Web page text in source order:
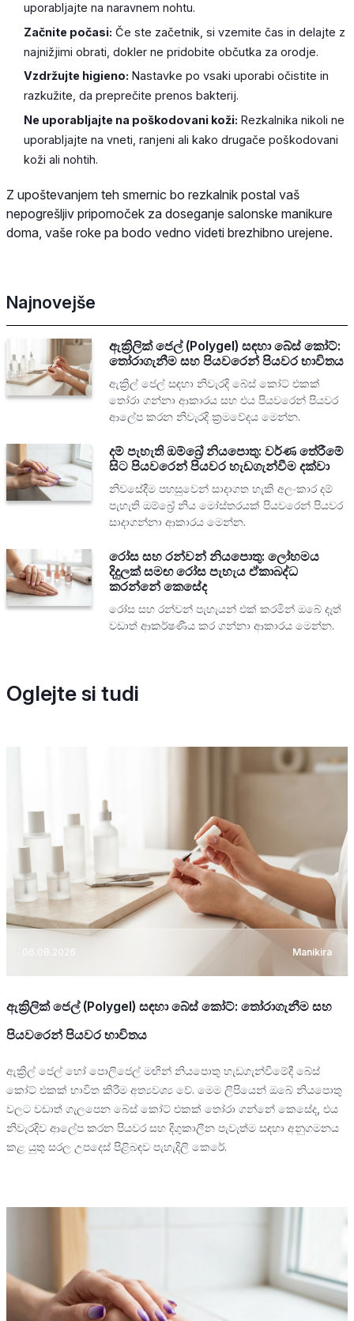
uporabljajte na naravnem nohtu.
Začnite počasi: Če ste začetnik, si vzemite čas in delajte z
najnižjimi obrati, dokler ne pridobite občutka za orodje.
Vzdržujte higieno: Nastavke po vsaki uporabi očistite in
razkužite, da preprečite prenos bakterij.
Ne uporabljajte na poškodovani koži: Rezkalnika nikoli ne
uporabljajte na vneti, ranjeni ali kako drugače poškodovani
koži ali nohtih.
Z upoštevanjem teh smernic bo rezkalnik postal vaš
nepogrešljiv pripomoček za doseganje salonske manikure
doma, vaše roke pa bodo vedno videti brezhibno urejene.
Najnovejše
ඇක්‍රිලික් ජෙල් (Polygel) සඳහා බේස් කෝට්:
තෝරාගැනීම සහ පියවරෙන් පියවර භාවිතය
ඇක්‍රිල් ජෙල් සඳහා නිවැරදි බේස් කෝට් එකක්
තෝරා ගන්නා ආකාරය සහ එය පියවරෙන් පියවර
ආලේප කරන නිවැරදි ක්‍රමවේදය මෙන්න.
දම් පැහැති ඔම්බ්‍රේ නියපොතු: වර්ණ තේරීමේ
සිට පියවරෙන් පියවර හැඩගැන්වීම දක්වා
නිවසේදීම පහසුවෙන් සාදාගත හැකි අලංකාර දම්
පැහැති ඔම්බ්‍රේ නිය මෝස්තරයක් පියවරෙන් පියවර
සාදාගන්නා ආකාරය මෙන්න.
රෝස සහ රන්වන් නියපොතු: ලෝහමය
දිදුලක් සමඟ රෝස පැහැය ඒකාබද්ධ
කරන්නේ කෙසේද
රෝස සහ රන්වන් පැහැයන් එක් කරමින් ඔබේ දෑත්
වඩාත් ආකර්ෂණීය කර ගන්නා ආකාරය මෙන්න.
Oglejte si tudi
06.08.2026 Manikira
ඇක්‍රිලික් ජෙල් (Polygel) සඳහා බේස් කෝට්: තෝරාගැනීම සහ
පියවරෙන් පියවර භාවිතය
ඇක්‍රිල් ජෙල් හෝ පොලිජෙල් මඟින් නියපොතු හැඩගැන්වීමේදී බේස්
කෝට් එකක් භාවිත කිරීම අත්‍යවශ්‍ය වේ. මෙම ලිපියෙන් ඔබේ නියපොතු
වලට වඩාත් ගැලපෙන බේස් කෝට් එකක් තෝරා ගන්නේ කෙසේද, එය
නිවැරදිව ආලේප කරන පියවර සහ දිගුකාලීන පැවැත්ම සඳහා අනුගමනය
කළ යුතු සරල උපදෙස් පිළිබඳව පැහැදිලි කෙරේ.